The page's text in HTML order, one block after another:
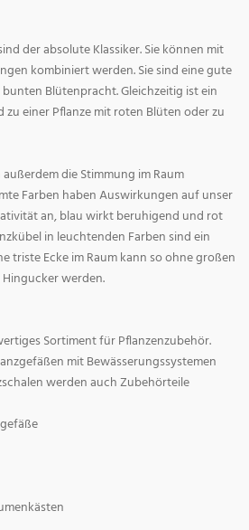
der absolute Klassiker. Sie können mit
kombiniert werden. Sie sind eine gute
Blütenpracht. Gleichzeitig ist ein
zu einer Pflanze mit roten Blüten oder zu
die Stimmung im Raum
Farben haben Auswirkungen auf unser
an, blau wirkt beruhigend und rot
in leuchtenden Farben sind ein
triste Ecke im Raum kann so ohne großen
werden.
Sortiment für Pflanzenzubehör.
mit Bewässerungssystemen
werden auch Zubehörteile